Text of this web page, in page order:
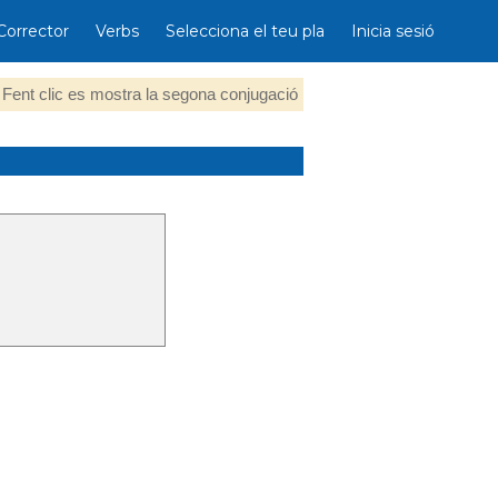
Verbs Selecciona el teu pla Inicia sesió
Fent clic es mostra la segona conjugació